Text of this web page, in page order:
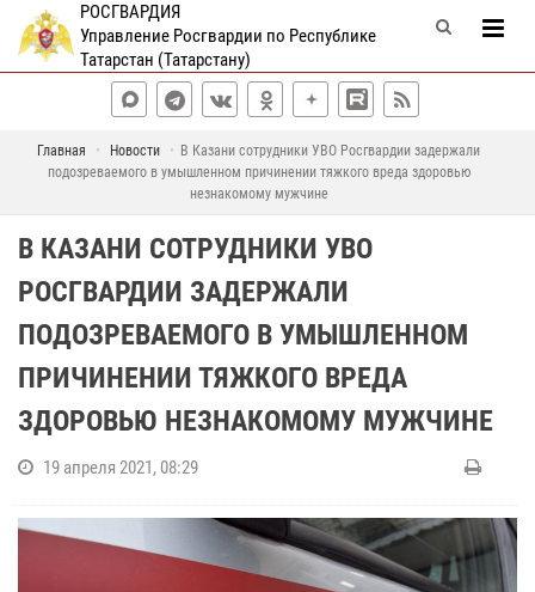
РОСГВАРДИЯ
Управление Росгвардии по Республике
Татарстан (Татарстану)
Главная Новости
В Казани сотрудники УВО Росгвардии задержали
подозреваемого в умышленном причинении тяжкого вреда здоровью
незнакомому мужчине
В КАЗАНИ СОТРУДНИКИ УВО
РОСГВАРДИИ ЗАДЕРЖАЛИ
ПОДОЗРЕВАЕМОГО В УМЫШЛЕННОМ
ПРИЧИНЕНИИ ТЯЖКОГО ВРЕДА
ЗДОРОВЬЮ НЕЗНАКОМОМУ МУЖЧИНЕ
19 апреля 2021, 08:29